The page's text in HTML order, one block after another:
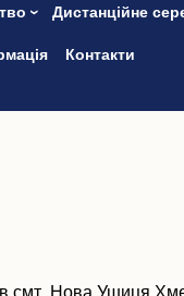
Дистанційне
Контакти